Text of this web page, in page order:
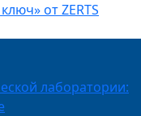
от ZERTS
лаборатории: